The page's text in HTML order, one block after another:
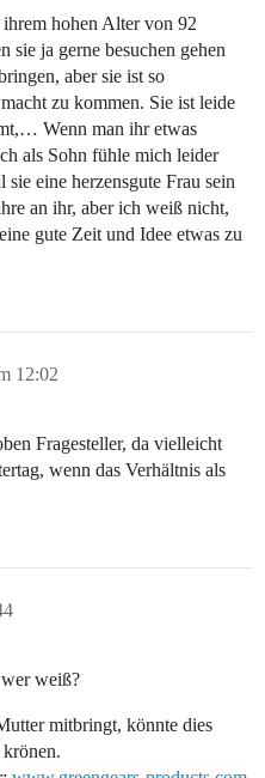
hohen Alter von 92
sie ja gerne besuchen gehen
aber sie ist so
zu kommen. Sie ist leide
Wenn man ihr etwas
als Sohn fühle mich leider
eine herzensgute Frau sein
an ihr, aber ich weiß nicht,
gute Zeit und Idee etwas zu
12:02
Fragesteller, da vielleicht
wenn das Verhältnis als
weiß?
mitbringt, könnte dies